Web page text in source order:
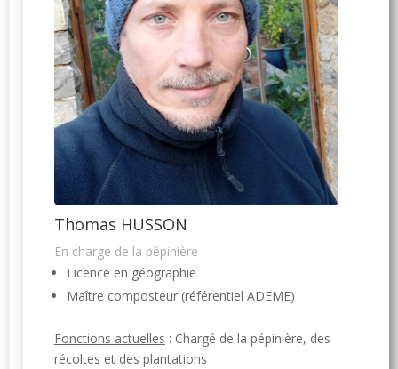
Thomas HUSSON
En charge de la pépinière
Licence en géographie
Maître composteur (référentiel ADEME)
Fonctions actuelles : Chargé de la pépinière, des
récoltes et des plantations